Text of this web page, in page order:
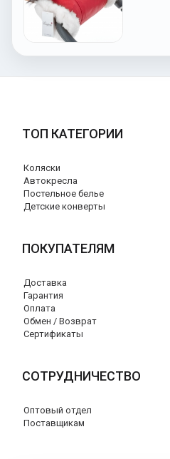
ТОП КАТЕГОРИИ
Коляски
Автокресла
Постельное белье
Детские конверты
ПОКУПАТЕЛЯМ
Доставка
Гарантия
Оплата
Обмен / Возврат
Сертификаты
СОТРУДНИЧЕСТВО
Оптовый отдел
Поставщикам